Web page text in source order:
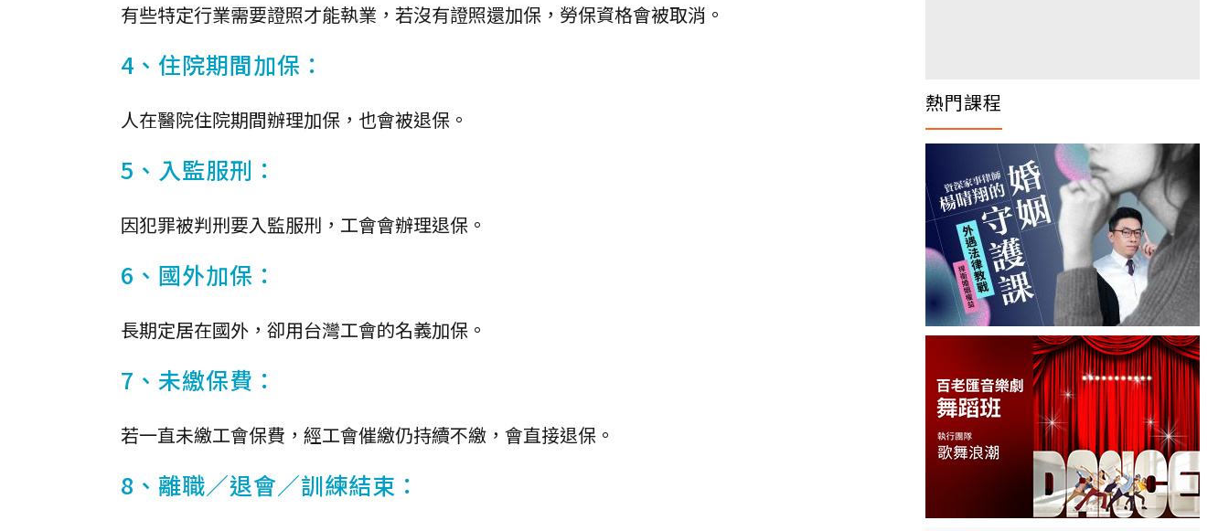
有些特定行業需要證照才能執業，若沒有證照還加保，勞保資格會被取消。
4、住院期間加保：
人在醫院住院期間辦理加保，也會被退保。
5、入監服刑：
因犯罪被判刑要入監服刑，工會會辦理退保。
6、國外加保：
長期定居在國外，卻用台灣工會的名義加保。
7、未繳保費：
若一直未繳工會保費，經工會催繳仍持續不繳，會直接退保。
8、離職／退會／訓練結束：
熱門課程